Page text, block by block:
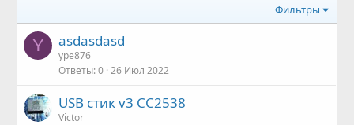
Фильтры
Y asdasdasd
ype876
Ответы 0 26 Июл 2022
USB стик v3 CC2538
Victor